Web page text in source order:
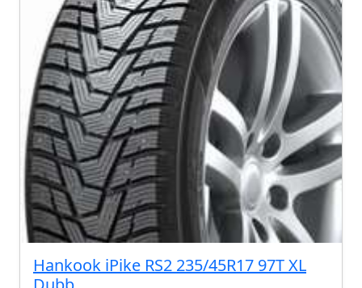
Hankook iPike RS2 235/45R17 97T XL